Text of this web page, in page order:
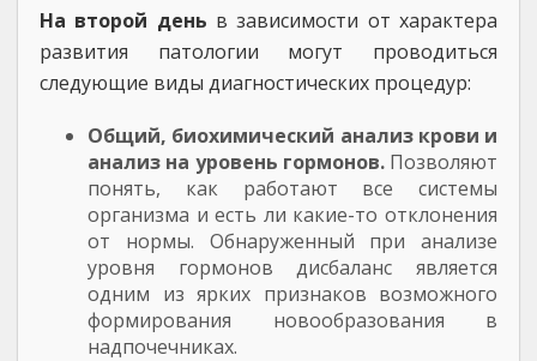
На второй день в зависимости от характера
развития патологии могут проводиться
следующие виды диагностических процедур:
Общий, биохимический анализ крови и
анализ на уровень гормонов.Позволяют
понять, как работают все системы
организма и есть ли какие-то отклонения
от нормы. Обнаруженный при анализе
уровня гормонов дисбаланс является
одним из ярких признаков возможного
формирования новообразования в
надпочечниках.